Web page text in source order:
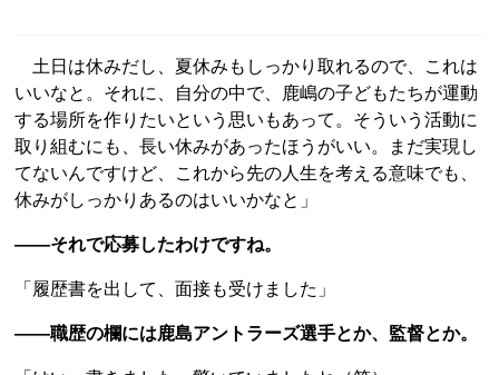
土日は休みだし、夏休みもしっかり取れるので、これは
いいなと。それに、自分の中で、鹿嶋の子どもたちが運動
する場所を作りたいという思いもあって。そういう活動に
取り組むにも、長い休みがあったほうがいい。まだ実現し
てないんですけど、これから先の人生を考える意味でも、
休みがしっかりあるのはいいかなと」
――それで応募したわけですね。
「履歴書を出して、面接も受けました」
――職歴の欄には鹿島アントラーズ選手とか、監督とか。